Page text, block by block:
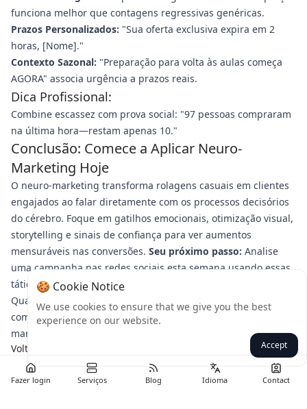
Fazer login Serviços Blog Idioma Contact
funciona melhor que contagens regressivas genéricas.
Prazos Personalizados: "Sua oferta exclusiva expira em 2
horas, [Nome]."
Contexto Sazonal: "Preparação para volta às aulas começa
AGORA" associa urgência a prazos reais.
Dica Profissional:
Combine escassez com prova social: "97 pessoas compraram
na última hora—restam apenas 10."
Conclusão: Comece a Aplicar Neuro-
Marketing Hoje
O neuro-marketing transforma rolagens casuais em clientes
engajados ao falar diretamente com os processos decisórios
do cérebro. Foque em gatilhos emocionais, otimização visual,
storytelling e sinais de confiança para ver aumentos
mensuráveis nas conversões. Seu próximo passo: Analise
uma campanha nas redes sociais esta semana usando essas
táticas—teste um elemento neuro e meça a diferença.
Qual hack cerebral você vai testar primeiro? Compartilhe nos
comentários ou marque-nos com suas vitórias em neuro-
marketing!
Voltar
🍪 Cookie Notice
We use cookies to ensure that we give you the best
experience on our website.
Accept